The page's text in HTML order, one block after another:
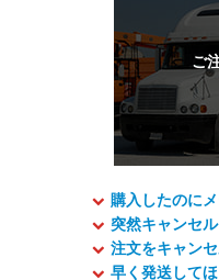
購入したのに
突然キャンセ
注文をキャン
早く発送して